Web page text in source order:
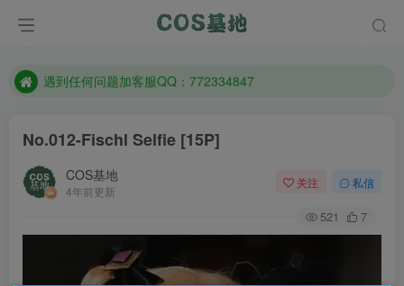
防失联：百度搜索《一七天佳》，实时查看最新站点。
遇到任何问题加客服QQ：772334847
No.012-Fischl Selfie [15P]
COS基地
4年前更新
关注 私信
521 7